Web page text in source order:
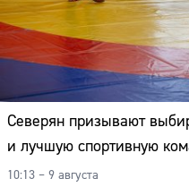
Северян призывают
и лучшую спортивную
10:13 – 9 августа